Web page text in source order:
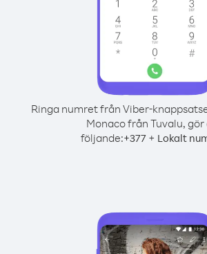
Ringa numret från Viber-
Monaco från Tuvalu,
följande:+377 + Lokalt